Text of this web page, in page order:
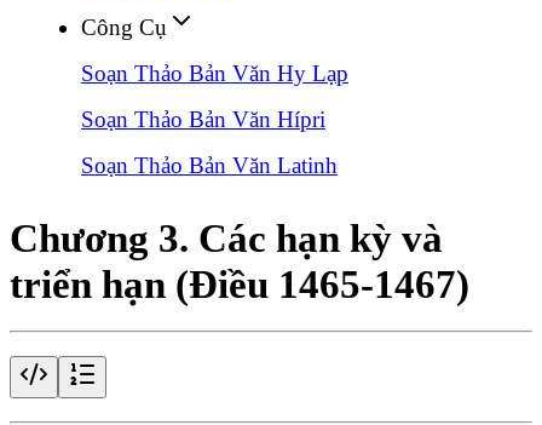
Công Cụ
Soạn Thảo Bản Văn Hy Lạp
Soạn Thảo Bản Văn Hípri
Soạn Thảo Bản Văn Latinh
Chương 3. Các hạn kỳ và
triển hạn (Điều 1465-1467)